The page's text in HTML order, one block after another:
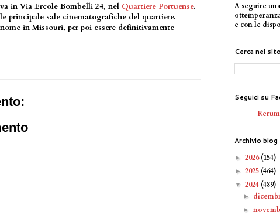
in Via Ercole Bombelli 24, nel Quartiere Portuense.
principale sale cinematografiche del quartiere.
in Missouri, per poi essere definitivamente
A seguire
e con le
Cerca nel sito
Seguici su
Archivio blog
► 2026(154)
► 2025 (464)
▼ 2024 (489)
►
►